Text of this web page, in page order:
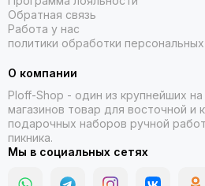
Обратная связь
Работа у нас
политики обработки
О компании
Ploff-Shop - один из крупнейших
магазинов товар для восточной и
подарочных наборов ручной
пикника.
Мы в социальных сетях